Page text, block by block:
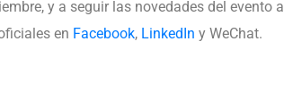
y a seguir las novedades del evento
en Facebook, LinkedIn y WeChat.